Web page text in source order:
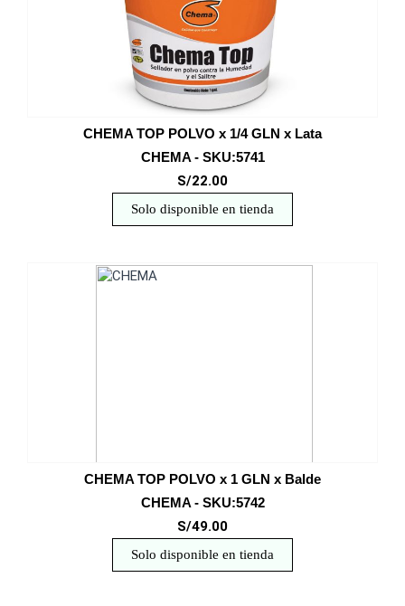
CHEMA TOP POLVO x 1/4 GLN x Lata
CHEMA - SKU:5741
S/22.00
Solo disponible en tienda
CHEMA TOP POLVO x 1 GLN x Balde
CHEMA - SKU:5742
S/49.00
Solo disponible en tienda